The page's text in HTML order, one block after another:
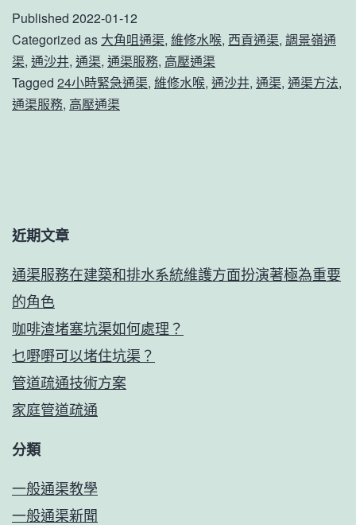
法
廁
子
Published 2022-01-12
Categorized as 大角咀通渠, 維修水喉, 西貢通渠, 調景嶺通
渠, 通沙井, 通渠, 通渠服務, 高壓通渠
Tagged 24小時緊急通渠, 維修水喉, 通沙井, 通渠, 通渠方法,
通渠服務, 高壓通渠
近期文章
通渠服務在建築和排水系統維護方面扮演著極為重要
的角色
咖啡渣堵塞坑渠如何處理？
乜嘢嘢可以堵住坑渠？
管道疏通技術方案
家庭管道疏通
分類
一般通渠教學
一般通渠新聞